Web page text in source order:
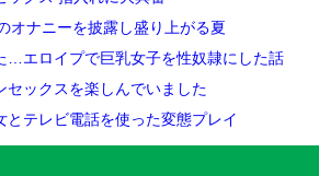
オナニーを披露し盛り上がる夏
…エロイプで巨乳女子を性奴隷にした話
セックスを楽しんでいました
とテレビ電話を使った変態プレイ